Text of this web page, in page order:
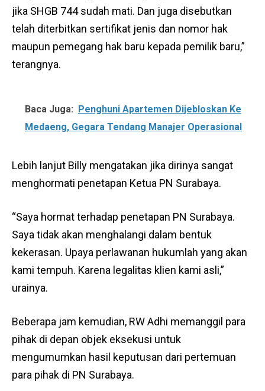
jika SHGB 744 sudah mati. Dan juga disebutkan
telah diterbitkan sertifikat jenis dan nomor hak
maupun pemegang hak baru kepada pemilik baru,”
terangnya.
Baca Juga: Penghuni Apartemen Dijebloskan Ke
Medaeng, Gegara Tendang Manajer Operasional
Lebih lanjut Billy mengatakan jika dirinya sangat
menghormati penetapan Ketua PN Surabaya.
“Saya hormat terhadap penetapan PN Surabaya.
Saya tidak akan menghalangi dalam bentuk
kekerasan. Upaya perlawanan hukumlah yang akan
kami tempuh. Karena legalitas klien kami asli,”
urainya.
Beberapa jam kemudian, RW Adhi memanggil para
pihak di depan objek eksekusi untuk
mengumumkan hasil keputusan dari pertemuan
para pihak di PN Surabaya.